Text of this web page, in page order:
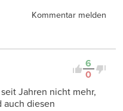
Kommentar melden
6
0
Jahren nicht mehr,
auch diesen